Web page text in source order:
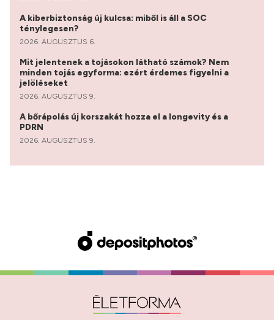
A kiberbiztonság új kulcsa: miből is áll a SOC
ténylegesen?
2026. AUGUSZTUS 6.
Mit jelentenek a tojásokon látható számok? Nem
minden tojás egyforma: ezért érdemes figyelni a
jelöléseket
2026. AUGUSZTUS 9.
A bőrápolás új korszakát hozza el a longevity és a
PDRN
2026. AUGUSZTUS 9.